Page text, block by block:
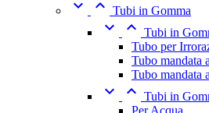
  Tubi in Gomma
  Tubi in
Tubo per
Tubo mandata
Tubo mandata
  Tubi in
Per Acqua